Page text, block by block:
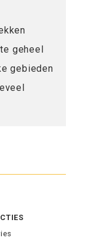
geheel
gebieden